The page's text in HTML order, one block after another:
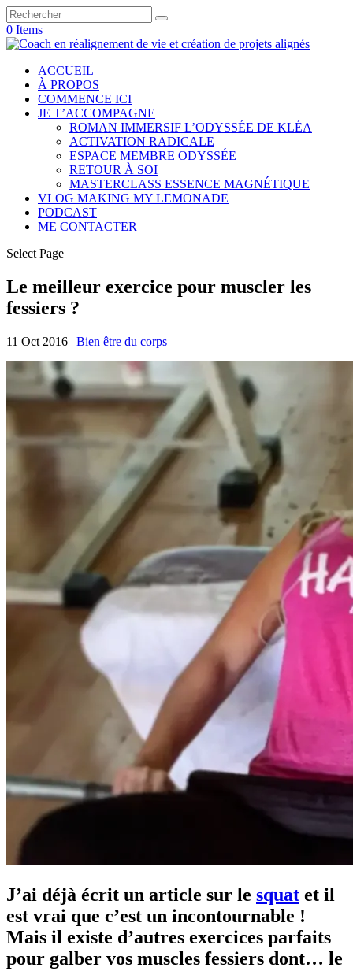
0 Items
ACCUEIL
À PROPOS
COMMENCE ICI
JE T’ACCOMPAGNE
ROMAN IMMERSIF L’ODYSSÉE DE KLÉA
ACTIVATION RADICALE
ESPACE MEMBRE ODYSSÉE
RETOUR À SOI
MASTERCLASS ESSENCE MAGNÉTIQUE
VLOG MAKING MY LEMONADE
PODCAST
ME CONTACTER
Select Page
Le meilleur exercice pour muscler les
fessiers ?
11 Oct 2016 | Bien être du corps
J’ai déjà écrit un article sur le squat et il
est vrai que c’est un incontournable !
Mais il existe d’autres exercices parfaits
pour galber vos muscles fessiers dont… le